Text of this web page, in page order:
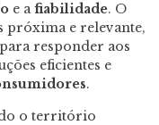
e afiabilidade. O
próxima e relevante,
responder aos
eficientes e
.
o território